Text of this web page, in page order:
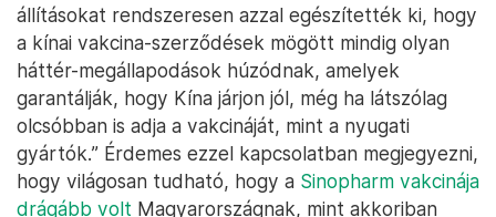
állításokat rendszeresen azzal egészítették ki, hogy
a kínai vakcina-szerződések mögött mindig olyan
háttér-megállapodások húzódnak, amelyek
garantálják, hogy Kína járjon jól, még ha látszólag
olcsóbban is adja a vakcináját, mint a nyugati
gyártók.” Érdemes ezzel kapcsolatban megjegyezni,
hogy világosan tudható, hogy a Sinopharm vakcinája
drágább volt Magyarországnak, mint akkoriban